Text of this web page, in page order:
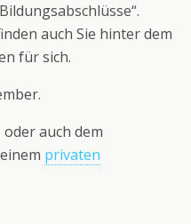
auch Sie hinter dem
für sich.
oder auch dem
privaten